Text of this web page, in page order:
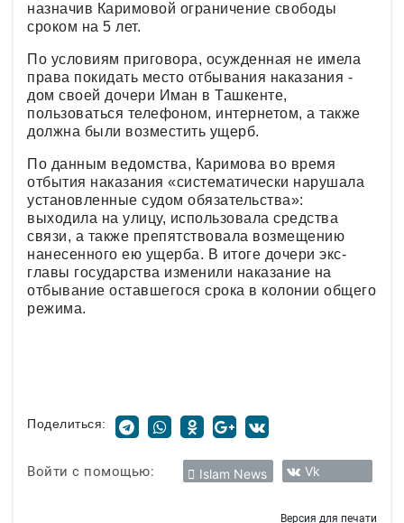
назначив Каримовой ограничение свободы
сроком на 5 лет.
По условиям приговора, осужденная не имела
права покидать место отбывания наказания -
дом своей дочери Иман в Ташкенте,
пользоваться телефоном, интернетом, а также
должна были возместить ущерб.
По данным ведомства, Каримова во время
отбытия наказания «систематически нарушала
установленные судом обязательства»:
выходила на улицу, использовала средства
связи, а также препятствовала возмещению
нанесенного ею ущерба. В итоге дочери экс-
главы государства изменили наказание на
отбывание оставшегося срока в колонии общего
режима.
Поделиться:
Войти с помощью: Islam News Vk
Версия для печати